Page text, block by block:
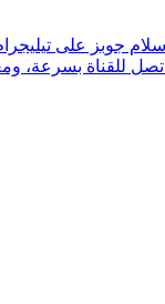
جوبز على
للقناة بسرعة،